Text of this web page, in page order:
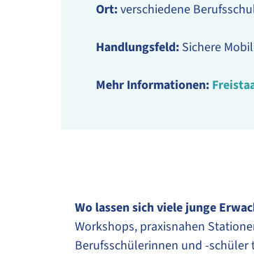
Ort:verschiedene
Handlungsfeld: Sichere
Mehr Informationen:
Wo lassen sich viele junge
Workshops, praxisnahen
Berufsschülerinnen und -